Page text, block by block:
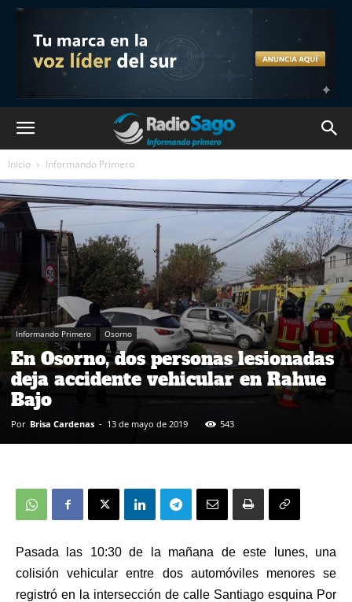
Inicio Informando Primero
Informando Primero Osorno
En Osorno, dos personas lesionadas
deja accidente vehicular en Rahue
Bajo
Por Brisa Cardenas - 13 de mayo de 2019 543
Pasada las 10:30 de la mañana de este lunes, una
colisión vehicular entre dos automóviles menores se
registró en la intersección de calle Santiago esquina Por